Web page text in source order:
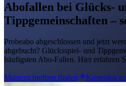
Abofallen bei Glücks-
Tippgemeinschaften –
Probeabo abgeschlossen und jetzt
abgebucht? Glücksspiel- und
häufigsten Abo-Fallen. Hier erfahren
Musterschreiben finden Kostenlos